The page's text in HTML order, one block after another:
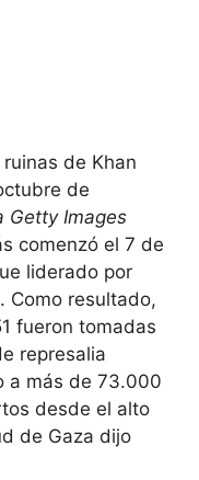
de Khan
de
Getty Images
comenzó el 7 de
liderado por
Como resultado,
fueron tomadas
represalia
a más de 73.000
desde el alto
de Gaza dijo